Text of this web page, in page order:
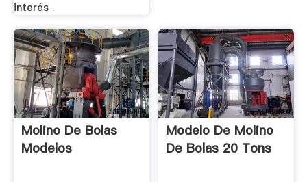
interés .
Molino De Bolas
Modelos
Modelo De Molino
De Bolas 20 Tons